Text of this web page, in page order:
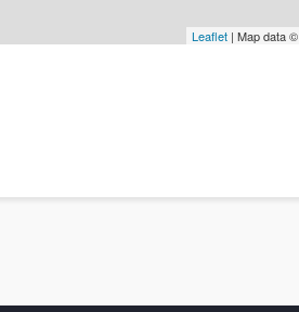
Leaflet | Map data ©